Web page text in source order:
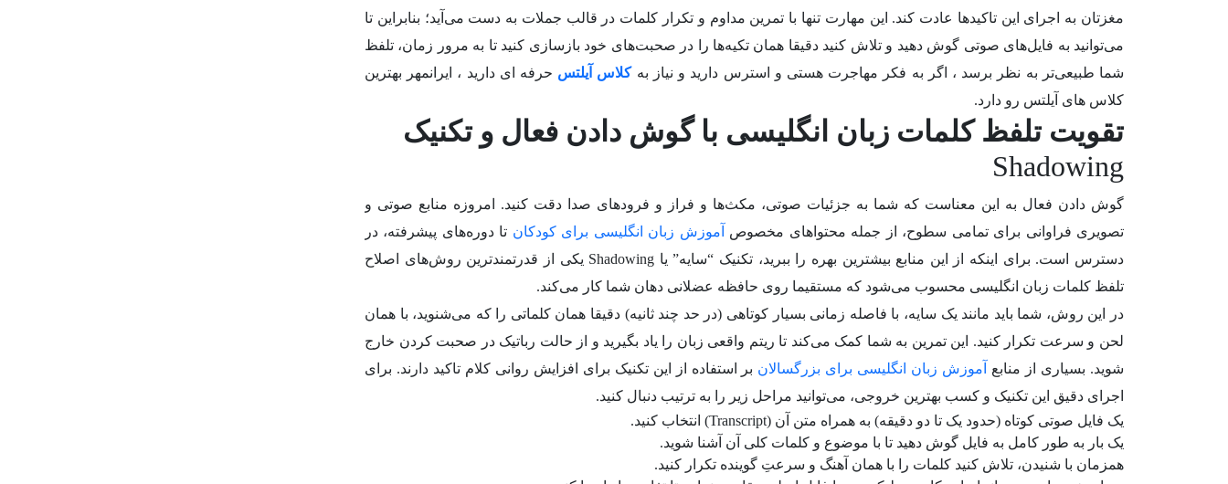
مغزتان به اجرای این تاکیدها عادت کند. این مهارت تنها با تمرین مداوم و تکرار کلمات در قالب جملات به دست می‌آید؛ بنابراین تا
می‌توانید به فایل‌های صوتی گوش دهید و تلاش کنید دقیقا همان تکیه‌ها را در صحبت‌های خود بازسازی کنید تا به مرور زمان، تلفظ
شما طبیعی‌تر به نظر برسد ، اگر به فکر مهاجرت هستی و استرس دارید و نیاز به کلاس آیلتس حرفه ای دارید ، ایرانمهر بهترین
کلاس های آیلتس رو دارد.
تقویت تلفظ کلمات زبان انگلیسی با گوش دادن فعال و تکنیک
Shadowing
گوش دادن فعال به این معناست که شما به جزئیات صوتی، مکث‌ها و فراز و فرودهای صدا دقت کنید. امروزه منابع صوتی و
تصویری فراوانی برای تمامی سطوح، از جمله محتواهای مخصوص
آموزش زبان انگلیسی برای کودکان تا دوره‌های پیشرفته، در
دسترس است. برای اینکه از این منابع بیشترین بهره را ببرید، تکنیک “سایه” یا Shadowing یکی از قدرتمندترین روش‌های اصلاح
تلفظ کلمات زبان انگلیسی محسوب می‌شود که مستقیما روی حافظه عضلانی دهان شما کار می‌کند.
در این روش، شما باید مانند یک سایه، با فاصله زمانی بسیار کوتاهی (در حد چند ثانیه) دقیقا همان کلماتی را که می‌شنوید، با همان
لحن و سرعت تکرار کنید. این تمرین به شما کمک می‌کند تا ریتم واقعی زبان را یاد بگیرید و از حالت رباتیک در صحبت کردن خارج
شوید. بسیاری از منابع
آموزش زبان انگلیسی برای بزرگسالان بر استفاده از این تکنیک برای افزایش روانی کلام تاکید دارند. برای
اجرای دقیق این تکنیک و کسب بهترین خروجی، می‌توانید مراحل زیر را به ترتیب دنبال کنید.
یک فایل صوتی کوتاه (حدود یک تا دو دقیقه) به همراه متن آن (Transcript) انتخاب کنید.
یک بار به طور کامل به فایل گوش دهید تا با موضوع و کلمات کلی آن آشنا شوید.
همزمان با شنیدن، تلاش کنید کلمات را با همان آهنگ و سرعتِ گوینده تکرار کنید.